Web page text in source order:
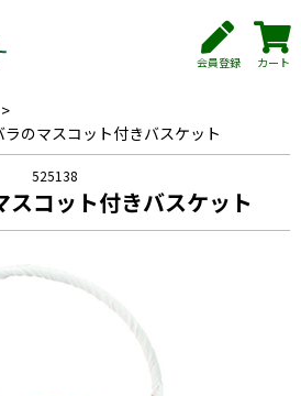
会員登録 カート
>
ラのマスコット付きバスケット
525138
スコット付きバスケット